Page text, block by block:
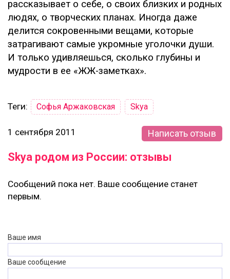
рассказывает о себе, о своих близких и родных
людях, о творческих планах. Иногда даже
делится сокровенными вещами, которые
затрагивают самые укромные уголочки души.
И только удивляешься, сколько глубины и
мудрости в ее «ЖЖ-заметках».
Теги: Софья Аржаковская Skya
1 сентября 2011 Написать отзыв
Skya родом из России: отзывы
Сообщений пока нет. Ваше сообщение станет
первым.
Ваше имя
Ваше сообщение